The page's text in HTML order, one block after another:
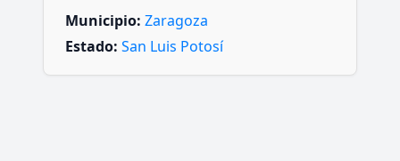
Municipio: Zaragoza
Estado: San Luis Potosí